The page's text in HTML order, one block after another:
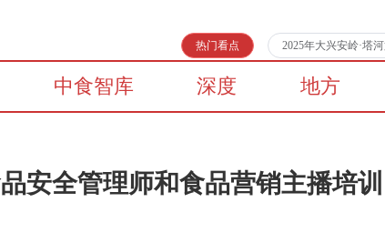
热门看点 2025年大兴安岭·塔
中食智库 深度 地方
安全管理师和食品营销主播培训